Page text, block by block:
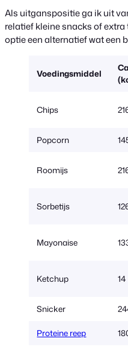
Als uitganspositie ga ik uit
relatief kleine snacks of
optie een alternatief wat een
Voedingsmiddel
Chips
Popcorn
Roomijs
Sorbetijs
Mayonaise
Ketchup 14
Snicker
Proteine reep